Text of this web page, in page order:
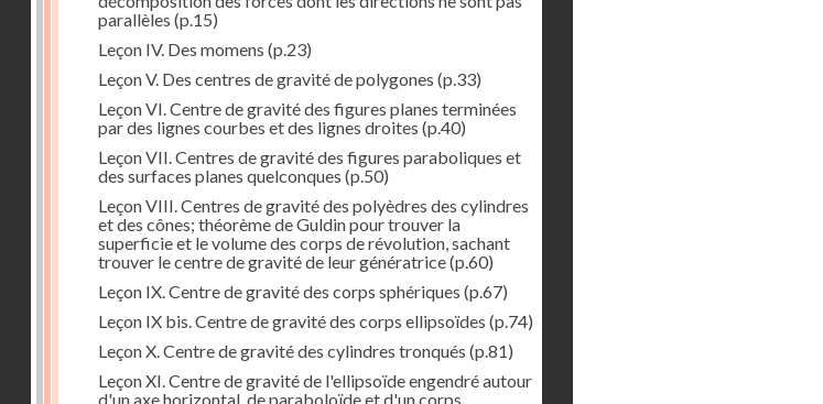
parallèles (p.15)
Leçon IV. Des momens (p.23)
Leçon V. Des centres de gravité de polygones (p.33)
Leçon VI. Centre de gravité des figures planes terminées
par des lignes courbes et des lignes droites (p.40)
Leçon VII. Centres de gravité des figures paraboliques et
des surfaces planes quelconques (p.50)
Leçon VIII. Centres de gravité des polyèdres des cylindres
et des cônes; théorème de Guldin pour trouver la
superficie et le volume des corps de révolution, sachant
trouver le centre de gravité de leur génératrice(p.60)
Leçon IX. Centre de gravité des corps sphériques (p.67)
Leçon IX bis. Centre de gravité des corps ellipsoïdes (p.74)
Leçon X. Centre de gravité des cylindres tronqués (p.81)
Leçon XI. Centre de gravité de l'ellipsoïde engendré autour
d'un axe horizontal, de paraboloïde et d'un corps